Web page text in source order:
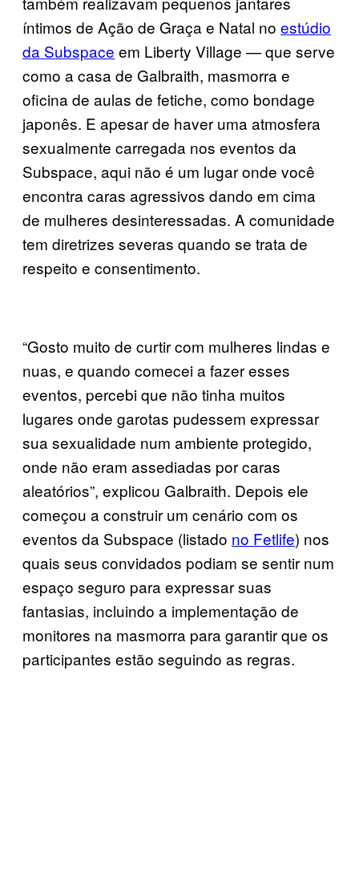
íntimos de Ação de Graça e Natal no estúdio
da Subspace em Liberty Village — que serve
como a casa de Galbraith, masmorra e
oficina de aulas de fetiche, como bondage
japonês. E apesar de haver uma atmosfera
sexualmente carregada nos eventos da
Subspace, aqui não é um lugar onde você
encontra caras agressivos dando em cima
de mulheres desinteressadas. A comunidade
tem diretrizes severas quando se trata de
respeito e consentimento.
“Gosto muito de curtir com mulheres lindas e
nuas, e quando comecei a fazer esses
eventos, percebi que não tinha muitos
lugares onde garotas pudessem expressar
sua sexualidade num ambiente protegido,
onde não eram assediadas por caras
aleatórios”, explicou Galbraith. Depois ele
começou a construir um cenário com os
eventos da Subspace (listado no Fetlife) nos
quais seus convidados podiam se sentir num
espaço seguro para expressar suas
fantasias, incluindo a implementação de
monitores na masmorra para garantir que os
participantes estão seguindo as regras.